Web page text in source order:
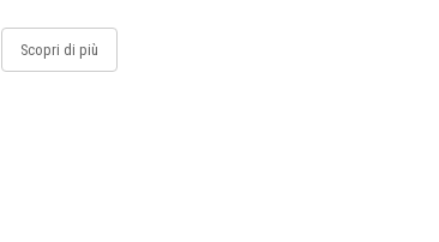
Scopri di più